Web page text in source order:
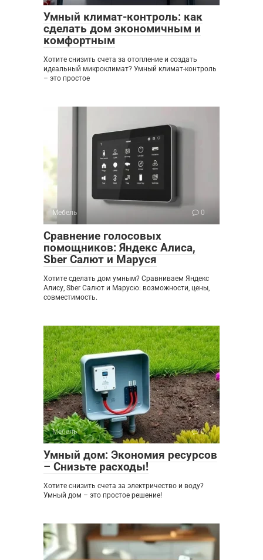
Умный климат-контроль: как
сделать дом экономичным и
комфортным
Хотите снизить счета за отопление и создать
идеальный микроклимат? Умный климат-контроль
– это простое
Мебель 0
Сравнение голосовых
помощников: Яндекс Алиса,
Sber Салют и Маруся
Хотите сделать дом умным? Сравниваем Яндекс
Алису, Sber Салют и Марусю: возможности, цены,
совместимость.
Мебель 0
Умный дом: Экономия ресурсов
– Снизьте расходы!
Хотите снизить счета за электричество и воду?
Умный дом – это простое решение!